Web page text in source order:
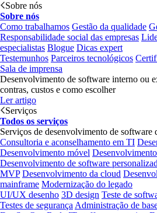
Sobre nós
Sobre nós
Como trabalhamos Gestão da qualidade
Responsabilidade social das empresas
especialistas Blogue Dicas expert
Testemunhos Parceiros tecnológicos
Sala de imprensa
Desenvolvimento de software interno ou
contras, custos e como escolher
Ler artigo
Serviços
Todos os serviços
Serviços de desenvolvimento de software
Consultoria e aconselhamento em TI
Desenvolvimento móvel
Desenvolvimento de software
MVP Desenvolvimento da cloud
mainframe Modernização do legado
UI/UX desenho 3D design Teste de
Testes de segurança Administração de